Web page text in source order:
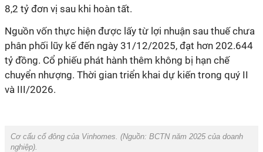
8,2 tỷ đơn vị sau khi hoàn tất.
Nguồn vốn thực hiện được lấy từ lợi nhuận sau thuế chưa
phân phối lũy kế đến ngày 31/12/2025, đạt hơn 202.644
tỷ đồng. Cổ phiếu phát hành thêm không bị hạn chế
chuyển nhượng. Thời gian triển khai dự kiến trong quý II
và III/2026.
Cơ cấu cổ đông của Vinhomes. (Nguồn: BCTN năm 2025 của doanh
nghiệp).